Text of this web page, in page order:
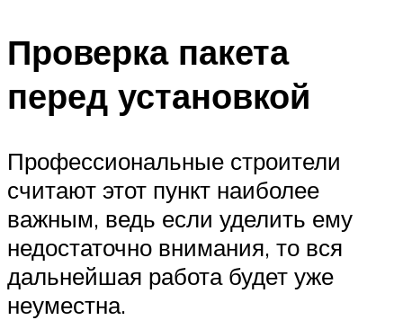
Проверка пакета
перед установкой
Профессиональные строители
считают этот пункт наиболее
важным, ведь если уделить ему
недостаточно внимания, то вся
дальнейшая работа будет уже
неуместна.